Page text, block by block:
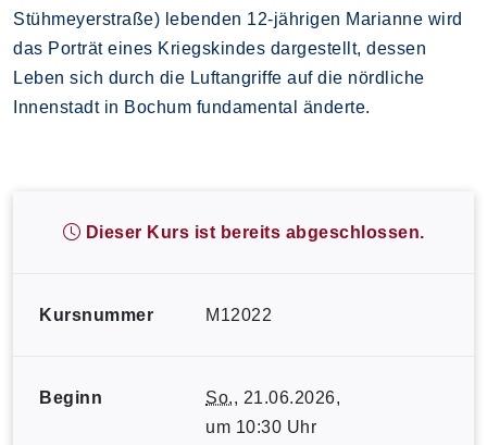
Stühmeyerstraße) lebenden 12-jährigen Marianne wird
das Porträt eines Kriegskindes dargestellt, dessen
Leben sich durch die Luftangriffe auf die nördliche
Innenstadt in Bochum fundamental änderte.
Dieser Kurs ist bereits abgeschlossen.
Kursnummer M12022
Beginn So., 21.06.2026,
um 10:30 Uhr